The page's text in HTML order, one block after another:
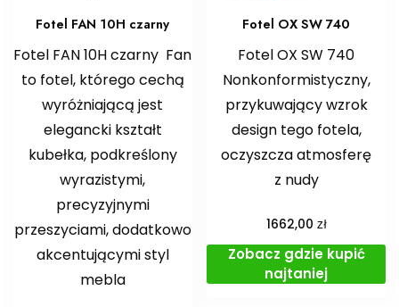
Fotel FAN 10H czarny
Fotel FAN 10H czarny Fan
to fotel, którego cechą
wyróżniającą jest
elegancki kształt
kubełka, podkreślony
wyrazistymi,
precyzyjnymi
przeszyciami, dodatkowo
akcentującymi styl
mebla
Fotel OX SW 740
Fotel OX SW 740
Nonkonformistyczny,
przykuwający wzrok
design tego fotela,
oczyszcza atmosferę
z nudy
1662,00 zł
Zobacz gdzie kupić
najtaniej